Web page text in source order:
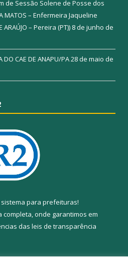
de Sessão Solene de Posse dos
MATOS – Enfermeira Jaqueline
ARAÚJO – Pereira (PT)) 8 de junho de
DO CAE DE ANAPU/PA28 de maio de
sistema para prefeituras!
completa, onde garantimos em
das leis de transparência